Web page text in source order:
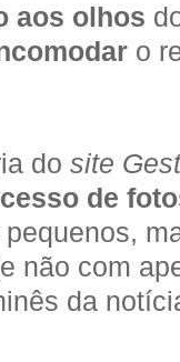
aos olhos
o
do site
de
não com
da